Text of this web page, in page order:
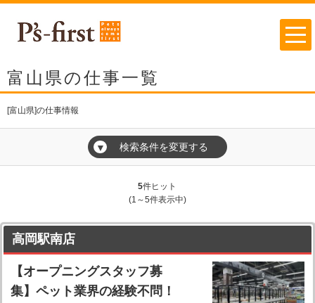
富山県の仕事一覧
[富山県]の仕事情報
▼ 検索条件を変更する
5件ヒット
(1～5件表示中)
高岡駅南店
【オープニングスタッフ募
集】ペット業界の経験不問！